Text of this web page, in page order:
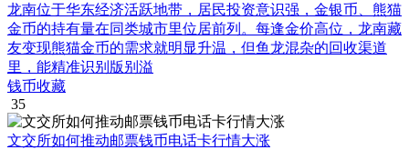
龙南位于华东经济活跃地带，居民投资意识强，金银币、熊猫
金币的持有量在同类城市里位居前列。每逢金价高位，龙南藏
友变现熊猫金币的需求就明显升温，但鱼龙混杂的回收渠道
里，能精准识别版别溢
钱币收藏
35
文交所如何推动邮票钱币电话卡行情大涨